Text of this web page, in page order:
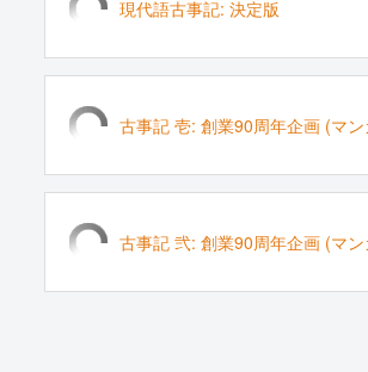
現代語古事記: 決定版
古事記 壱: 創業90周年企画 (マ
古事記 弐: 創業90周年企画 (マ